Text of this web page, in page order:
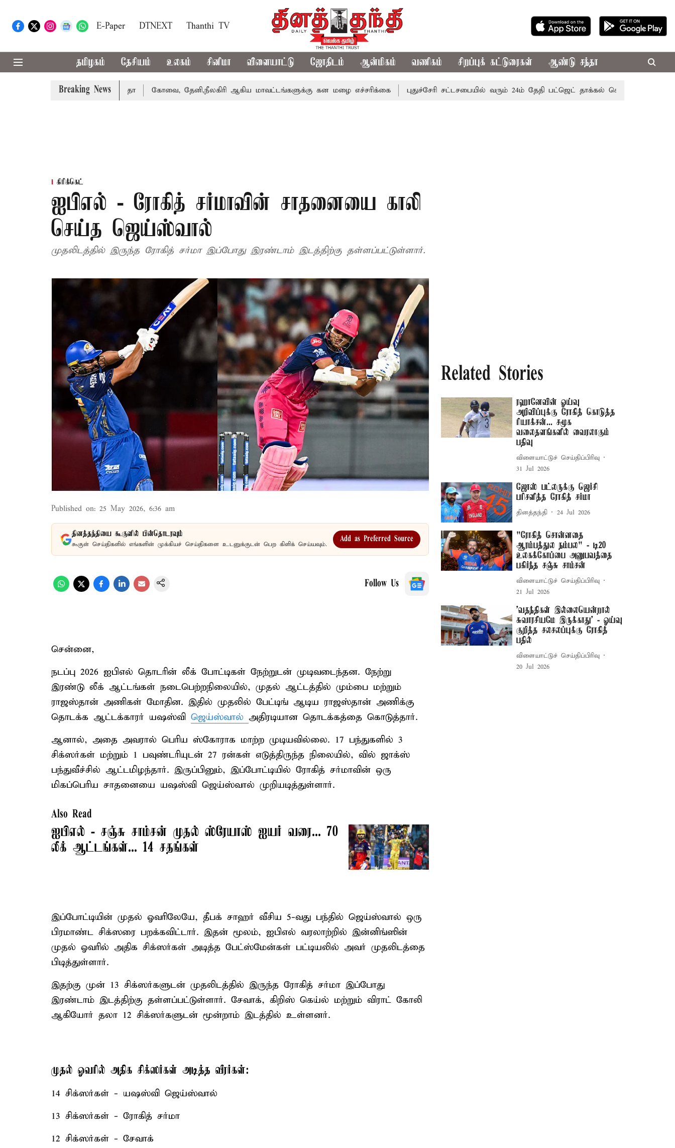
E-Paper DTNEXT Thanthi TV
தமிழகம் தேசியம் உலகம் சினிமா விளையாட்டு ஜோதிடம் ஆன்மிகம் வணிகம் சிறப்புக் கட்டுரைகள் ஆண்டு சந்தா
Breaking News
வாபஸ் பெற்றார் சங்கீதா கோவை, தேனி,நீலகிரி ஆகிய மாவட்டங்களுக்கு கன மழை எச்சரிக்கை புதுச்சேரி சட்டசபையில் வரும் 24ம் தேதி பட்ஜெட் தாக்கல் செய்கிறார் முதல்-அமைச்சர்
கிரிக்கெட்
ஐபிஎல் - ரோகித் சர்மாவின் சாதனையை காலி
செய்த ஜெய்ஸ்வால்
முதலிடத்தில் இருந்த ரோகித் சர்மா இப்போது இரண்டாம் இடத்திற்கு தள்ளப்பட்டுள்ளார்.
Published on: 25 May 2026, 6:36 am
தினத்தந்தியை கூகுளில் பின்தொடரவும்
கூகுள் செய்திகளில் எங்களின் முக்கியச் செய்திகளை உடனுக்குடன் பெற கிளிக் செய்யவும்.
Add as Preferred Source
Follow Us
சென்னை,
நடப்பு 2026 ஐபிஎல் தொடரின் லீக் போட்டிகள் நேற்றுடன் முடிவடைந்தன. நேற்று
இரண்டு லீக் ஆட்டங்கள் நடைபெற்றநிலையில், முதல் ஆட்டத்தில் மும்பை மற்றும்
ராஜஸ்தான் அணிகள் மோதின. இதில் முதலில் பேட்டிங் ஆடிய ராஜஸ்தான் அணிக்கு
தொடக்க ஆட்டக்காரர் யஷஸ்வி ஜெய்ஸ்வால் அதிரடியான தொடக்கத்தை கொடுத்தார்.
ஆனால், அதை அவரால் பெரிய ஸ்கோராக மாற்ற முடியவில்லை. 17 பந்துகளில் 3
சிக்ஸர்கள் மற்றும் 1 பவுண்டரியுடன் 27 ரன்கள் எடுத்திருந்த நிலையில், வில் ஜாக்ஸ்
பந்துவீச்சில் ஆட்டமிழந்தார். இருப்பினும், இப்போட்டியில் ரோகித் சர்மாவின் ஒரு
மிகப்பெரிய சாதனையை யஷஸ்வி ஜெய்ஸ்வால் முறியடித்துள்ளார்.
Also Read
ஐபிஎல் - சஞ்சு சாம்சன் முதல் ஸ்ரேயாஸ் ஐயர் வரை... 70
லீக் ஆட்டங்கள்... 14 சதங்கள்
இப்போட்டியின் முதல் ஓவரிலேயே, தீபக் சாஹர் வீசிய 5-வது பந்தில் ஜெய்ஸ்வால் ஒரு
பிரமாண்ட சிக்ஸரை பறக்கவிட்டார். இதன் மூலம், ஐபிஎல் வரலாற்றில் இன்னிங்ஸின்
முதல் ஓவரில் அதிக சிக்ஸர்கள் அடித்த பேட்ஸ்மேன்கள் பட்டியலில் அவர் முதலிடத்தை
பிடித்துள்ளார்.
இதற்கு முன் 13 சிக்ஸர்களுடன் முதலிடத்தில் இருந்த ரோகித் சர்மா இப்போது
இரண்டாம் இடத்திற்கு தள்ளப்பட்டுள்ளார். சேவாக், கிறிஸ் கெய்ல் மற்றும் விராட் கோலி
ஆகியோர் தலா 12 சிக்ஸர்களுடன் மூன்றாம் இடத்தில் உள்ளனர்.
முதல் ஓவரில் அதிக சிக்ஸர்கள் அடித்த வீரர்கள்:
14 சிக்ஸர்கள் - யஷஸ்வி ஜெய்ஸ்வால்
13 சிக்ஸர்கள் - ரோகித் சர்மா
12 சிக்ஸர்கள் - சேவாக்
Related Stories
ரஹானேவின் ஓய்வு
அறிவிப்புக்கு ரோகித் கொடுத்த
ரியாக்சன்... சமூக
வலைதளங்களில் வைரலாகும்
பதிவு
விளையாட்டுச் செய்திப்பிரிவு
31 Jul 2026
ஜோஸ் பட்லருக்கு ஜெர்சி
பரிசளித்த ரோகித் சர்மா
தினத்தந்தி 24 Jul 2026
"ரோகித் சொன்னதை
ஆரம்பத்துல நம்பல" - டி20
உலகக்கோப்பை அனுபவத்தை
பகிர்ந்த சஞ்சு சாம்சன்
விளையாட்டுச் செய்திப்பிரிவு
21 Jul 2026
’வதந்திகள் இல்லையென்றால்
சுவாரசியமே இருக்காது’ - ஓய்வு
குறித்த சலசலப்புக்கு ரோகித்
பதில்
விளையாட்டுச் செய்திப்பிரிவு
20 Jul 2026